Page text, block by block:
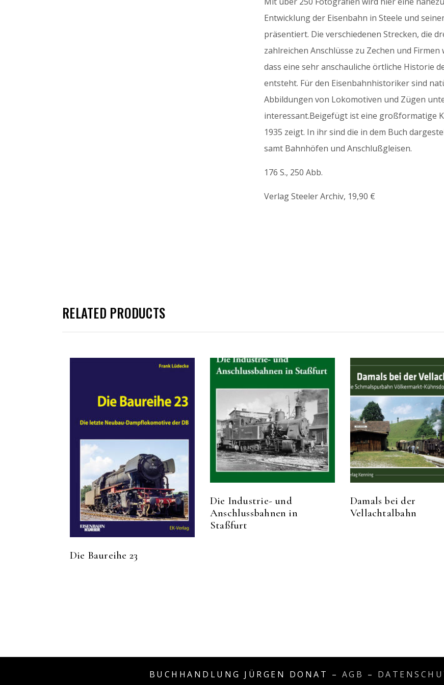
Entwicklung der Eisenbahn in Steele und
präsentiert. Die verschiedenen Strecken, die
zahlreichen Anschlüsse zu Zechen und
dass eine sehr anschauliche örtliche Historie
entsteht. Für den Eisenbahnhistoriker sind
Abbildungen von Lokomotiven und Zügen
interessant.Beigefügt ist eine großformatige
1935 zeigt. In ihr sind die in dem Buch
samt Bahnhöfen und Anschlußgleisen.
176 S., 250 Abb.
Verlag Steeler Archiv, 19,90 €
RELATED PRODUCTS
Die Baureihe 23
Die Industrie- und
Anschlussbahnen in
Staßfurt
Damals bei der
Vellachtalbahn
BUCHHANDLUNG JÜRGEN DONAT – AGB –